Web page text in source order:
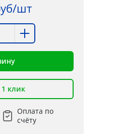
шт
1 клик
Оплата по
счёту